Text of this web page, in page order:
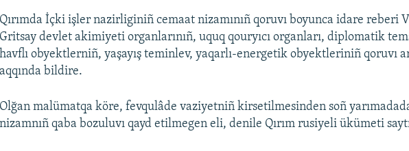
Qırımda İçki işler nazirliginiñ cemaat nizamınıñ qoruvı boyunca idare reberi
Gritsay devlet akimiyeti organlarınıñ, uquq qouryıcı organları, diplomatik
havflı obyektlerniñ, yaşayış teminlev, yaqarlı-energetik obyektleriniñ qoruvı
aqqında bildire.
Olğan malümatqa köre, fevqulâde vaziyetniñ kirsetilmesinden soñ
nizamnıñ qaba bozuluvı qayd etilmegen eli, denile Qırım rusiyeli ükümeti